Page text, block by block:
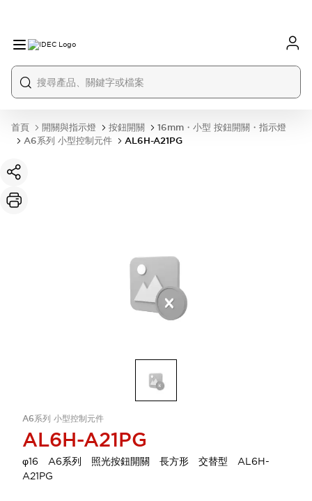
首頁 開關與指示燈 按鈕開關
16mm・小型 按鈕開關・指示燈
A6系列 小型控制元件
AL6H-A21PG
A6系列 小型控制元件
AL6H-A21PG
φ16 A6系列 照光按鈕開關 長方形 交替型 AL6H-
A21PG